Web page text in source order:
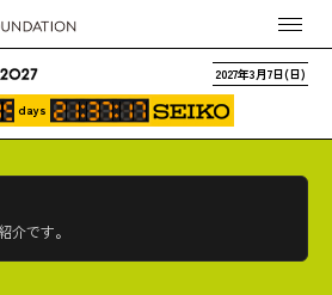
2027年3月7日(日)
days
介です。